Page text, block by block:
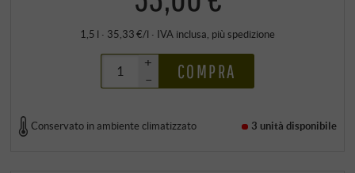
1,5 l · 35,33 €/l · IVA inclusa , più spedizione
+
–
COMPRA
Conservato in ambiente climatizzato 3 unità disponibile